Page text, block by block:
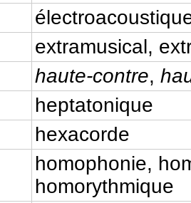
extramusical,
haute-contre,
heptatonique
hexacorde
homophonie,
homorythmique